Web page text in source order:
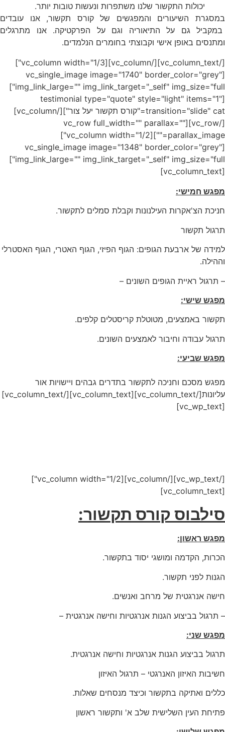
יכולות התקשור שלנו משתפרות ונעשות טובות יותר.
במסגרת השיעורים והמפגשים של קורס תקשור, אנו עובדים
במקביל גם על התיאוריה וגם על הפרקטיקה. אנו מתרגלים
ומתנסים באופן אישי וקבוצתי בחומרים הנלמדים.
[/vc_column_text][/vc_column][vc_column width="1/3"]
[vc_single_image image="1740" border_color="grey"
img_link_large="" img_link_target="_self" img_size="full"]
[testimonial type="quote" style="light" items="1"
transition="slide" cat="קורס תקשור יעל צור"][/vc_column]
[/vc_row][vc_row full_width="" parallax=""
parallax_image=""][vc_column width="1/2"]
[vc_single_image image="1348" border_color="grey"
img_link_large="" img_link_target="_self" img_size="full"]
[vc_column_text]
מפגש חמישי:
חניכת הצ'אקרות העילנונות וקבלת סמלים לתקשור.
תרגול תקשור
למידה של ארבעת הגופים: הגוף הפיזי, הגוף האטרי, הגוף האסטרלי
וההילה.
– תרגול ראיית הגופים השונים –
מפגש שישי:
תקשור באמצעים, מטוטלת קריסטלים קלפים.
תרגול עבודה וחיבור לאמצעים השונים.
מפגש שביעי:
מפגש מסכם וחניכה לתקשור בתדרים גבהים ויישויות אור
עליונות[/vc_column_text][vc_column_text][/vc_column_text]
[vc_wp_text]
[/vc_wp_text][/vc_column][vc_column width="1/2"]
[vc_column_text]
סילבוס קורס תקשור:
מפגש ראשון:
הכרות, הקדמה ומושגי יסוד בתקשור.
הגנות לפני תקשור.
חישה אנרגטית של מרחב ואנשים.
– תרגול בביצוע הגנות אנרגטיות וחישה אנרגטית –
מפגש שני:
תרגול בביצוע הגנות אנרגטיות וחישה אנרגטית.
חשיבות האיזון האנרגטי – תרגול האיזון
כללים ואתיקה בתקשור וכיצד מנסחים שאלות.
פתיחת העין השלישית שלב א' ותקשור ראשון